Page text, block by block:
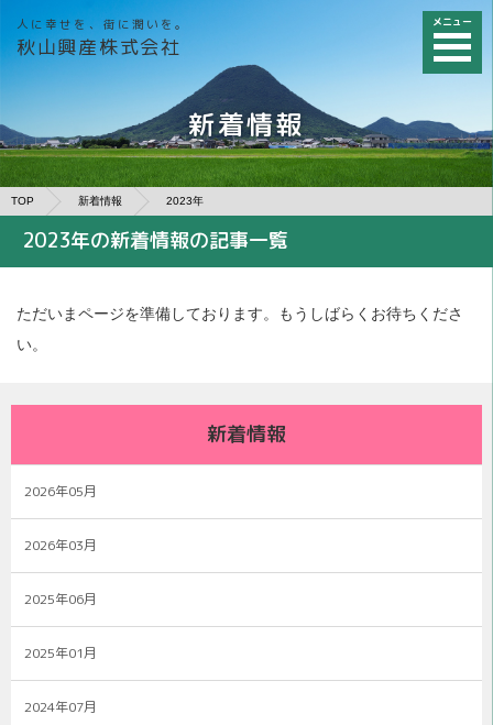
人に幸せを、街に潤いを。
秋山興産株式会社
メニュー
新着情報
TOP 新着情報 2023年
2023年の新着情報の記事一覧
ただいまページを準備しております。もうしばらくお待ちくださ
い。
新着情報
2026年05月
2026年03月
2025年06月
2025年01月
2024年07月